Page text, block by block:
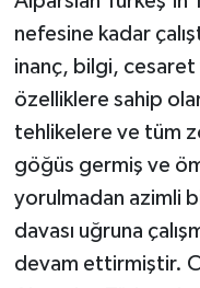
nefesine kadar
inanç, bilgi, cesaret
özelliklere sahip
tehlikelere ve tüm
göğüs germiş ve
yorulmadan azimli
davası uğruna
devam ettirmiştir.